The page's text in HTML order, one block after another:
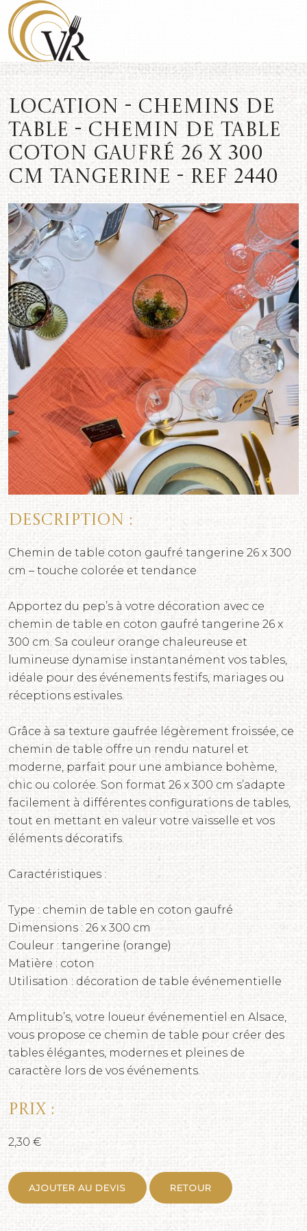
Location - Chemins de
table - Chemin de table
coton gaufré 26 x 300
cm Tangerine - REF 2440
Description :
Chemin de table coton gaufré tangerine 26 x 300
cm – touche colorée et tendance
Apportez du pep’s à votre décoration avec ce
chemin de table en coton gaufré tangerine 26 x
300 cm. Sa couleur orange chaleureuse et
lumineuse dynamise instantanément vos tables,
idéale pour des événements festifs, mariages ou
réceptions estivales.
Grâce à sa texture gaufrée légèrement froissée, ce
chemin de table offre un rendu naturel et
moderne, parfait pour une ambiance bohème,
chic ou colorée. Son format 26 x 300 cm s’adapte
facilement à différentes configurations de tables,
tout en mettant en valeur votre vaisselle et vos
éléments décoratifs.
Caractéristiques :
Type : chemin de table en coton gaufré
Dimensions : 26 x 300 cm
Couleur : tangerine (orange)
Matière : coton
Utilisation : décoration de table événementielle
Amplitub’s, votre loueur événementiel en Alsace,
vous propose ce chemin de table pour créer des
tables élégantes, modernes et pleines de
caractère lors de vos événements.
Prix :
2,30 €
AJOUTER AU DEVIS RETOUR